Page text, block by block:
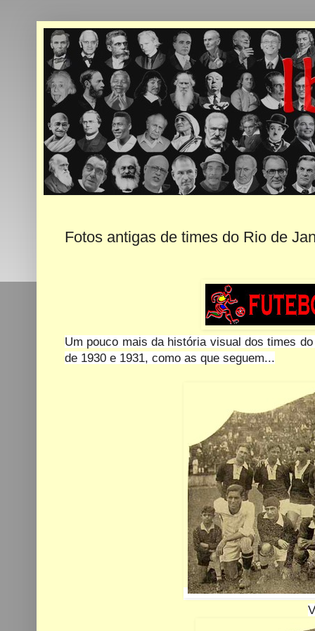
Fotos antigas de times do Rio de
Um pouco mais da história visual dos times
de 1930 e 1931, como as que seguem...